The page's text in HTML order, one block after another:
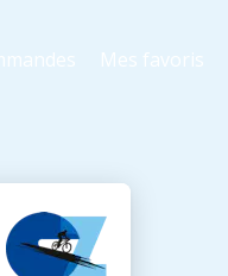
Mes favoris